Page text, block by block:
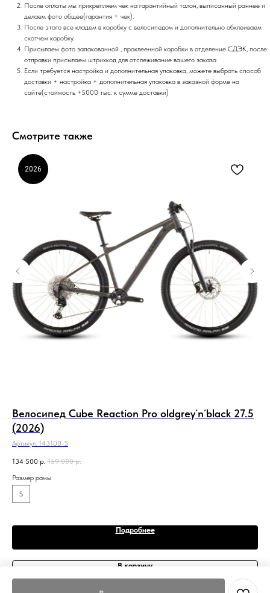
После оплаты мы прикрепляем чек на гарантийный талон, выписанный раннее и
делаем фото общее(гарантия + чек).
После этого все кладем в коробку с велосипедом и дополнительно обклеиваем
скотчем коробку.
Присылаем фото запакованной , проклеенной коробки в отделение СДЭК, после
отправки присылаем штрихкод для отслеживание вашего заказа
Если требуется настройка и дополнительная упаковка, можете выбрать способ
доставки + настройка + дополнительная упаковка в заказной форме на
сайте(стоимость +5000 тыс. к сумме доставки)
Смотрите также
2026
Велосипед Cube Reaction Pro oldgrey´n´black 27.5
(2026)
Артикул: 143100-S
134 500 р. 159 000 р.
Размер рамы
S
Подробнее
В корзину